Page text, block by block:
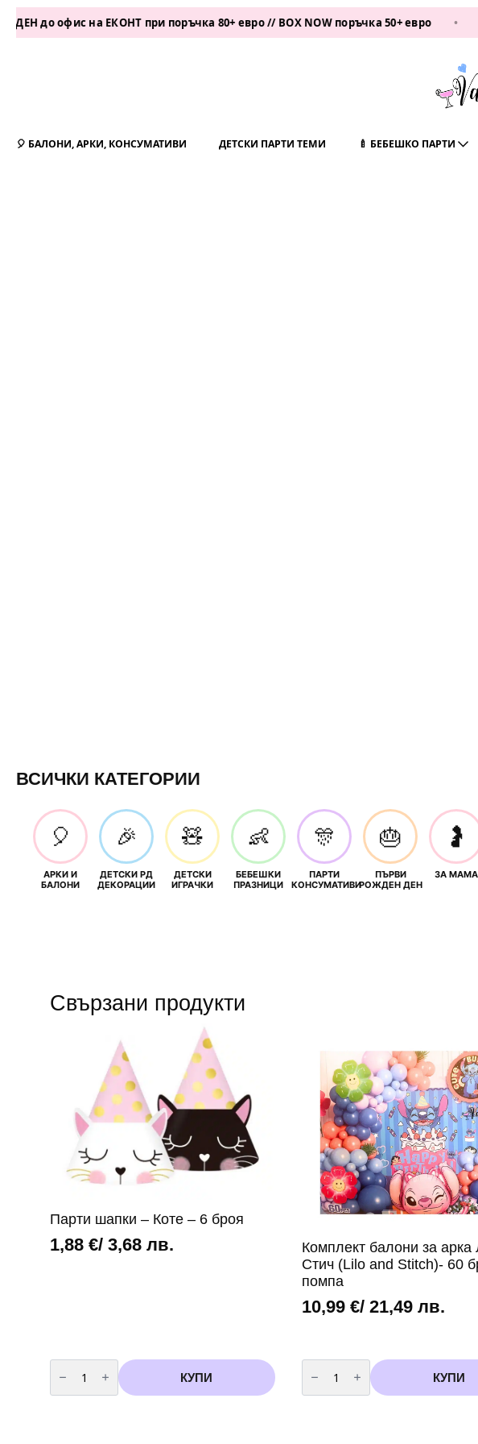
на ЕКОНТ при поръчка 80+ евро // BOX NOW поръчка 50+ евро •
🎈 БАЛОНИ, АРКИ, КОНСУМАТИВИ ДЕТСКИ ПАРТИ ТЕМИ 🍼 БЕБЕШКО ПАРТИ
ВСИЧКИ КАТЕГОРИИ
🎈
АРКИ И
БАЛОНИ
🎉
ДЕТСКИ РД
ДЕКОРАЦИИ
🧸
ДЕТСКИ
ИГРАЧКИ
👶
БЕБЕШКИ
ПРАЗНИЦИ
🎊
ПАРТИ
КОНСУМАТИВИ
🎂
ПЪРВИ
РОЖДЕН ДЕН
🤰
ЗА МАМА
Свързани продукти
Парти шапки – Коте – 6 броя
1,88 €/ 3,68 лв.
количество
за
Парти
шапки
КУПИ
Комплект балони за арка
Стич (Lilo and Stitch)- 60
помпа
10,99€/ 21,49 лв.
количество
за
Комплект
балони
КУПИ